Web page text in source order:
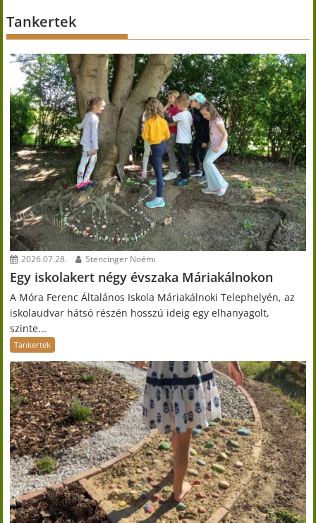
Tankertek
2026.07.28. Stencinger Noémi
Egy iskolakert négy évszaka Máriakálnokon
A Móra Ferenc Általános Iskola Máriakálnoki Telephelyén, az
iskolaudvar hátsó részén hosszú ideig egy elhanyagolt,
szinte...
Tankertek